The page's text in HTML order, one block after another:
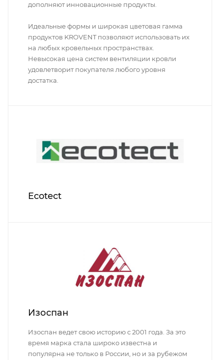
дополняют инновационные продукты.
Идеальные формы и широкая цветовая гамма
продуктов KROVENT позволяют использовать их
на любых кровельных пространствах.
Невысокая цена систем вентиляции кровли
удовлетворит покупателя любого уровня
достатка.
Ecotect
Изоспан
Изоспан ведет свою историю с 2001 года. За это
время марка стала широко известна и
популярна не только в России, но и за рубежом